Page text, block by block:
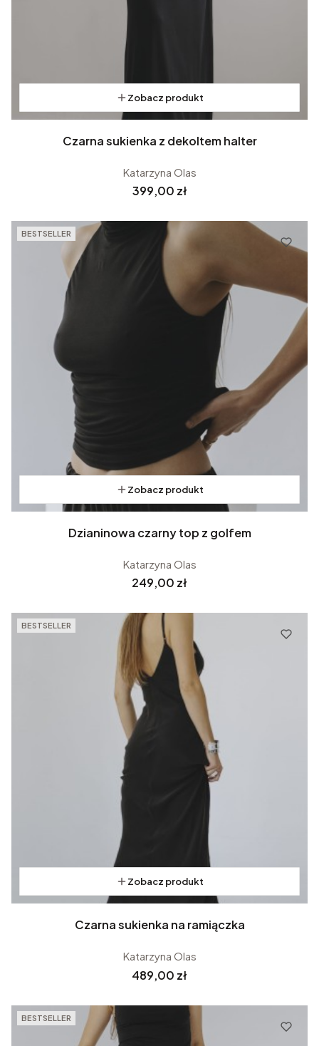
Zobacz produkt
Czarna sukienka z dekoltem halter
Katarzyna Olas
Cena
399,00 zł
BESTSELLER
Zobacz produkt
Dzianinowa czarny top z golfem
Katarzyna Olas
Cena
249,00 zł
BESTSELLER
Zobacz produkt
Czarna sukienka na ramiączka
Katarzyna Olas
Cena
489,00 zł
BESTSELLER